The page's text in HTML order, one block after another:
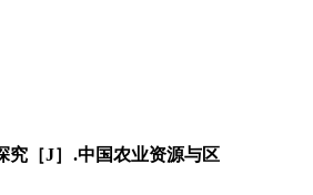
究［J］.中国农业资源与区